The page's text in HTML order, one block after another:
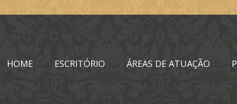
HOME ESCRITÓRIO ÁREAS DE ATUAÇÃO